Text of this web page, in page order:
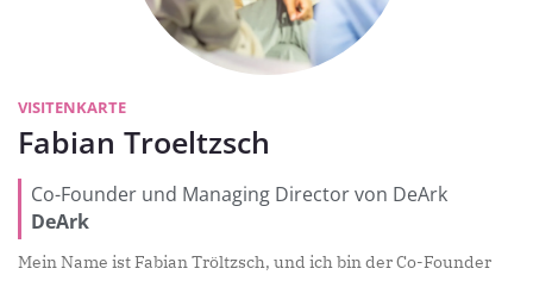
VISITENKARTE
Fabian Troeltzsch
Co-Founder und Managing Director von DeArk
DeArk
Mein Name ist Fabian Tröltzsch, und ich bin der Co-Founder